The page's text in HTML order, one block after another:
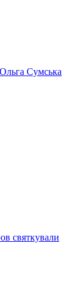
Сумська
святкували